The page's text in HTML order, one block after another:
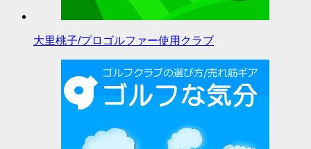
大里桃子/プロゴルファー使用クラブ